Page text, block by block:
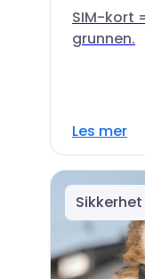
SIM-kort
grunnen.
Les mer
Sikkerhet